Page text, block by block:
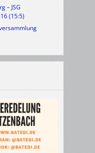
– JSG
(15:5)